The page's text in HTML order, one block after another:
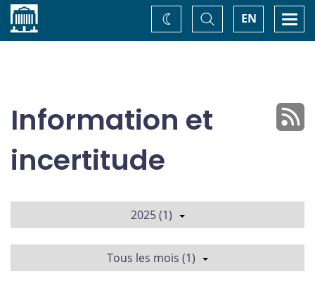
Accueil EN
Basculer
la
recherche
Changez
de
Information et
incertitude
2025 (1)
Tous les mois (1)